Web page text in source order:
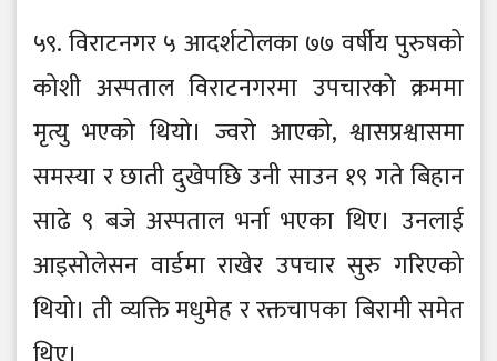
५९. विराटनगर ५ आदर्शटोलका ७७ वर्षीय पुरुषको
कोशी अस्पताल विराटनगरमा उपचारको क्रममा
मृत्यु भएको थियो। ज्वरो आएको, श्वासप्रश्वासमा
समस्या र छाती दुखेपछि उनी साउन १९ गते बिहान
साढे ९ बजे अस्पताल भर्ना भएका थिए। उनलाई
आइसोलेसन वार्डमा राखेर उपचार सुरु गरिएको
थियो। ती व्यक्ति मधुमेह र रक्तचापका बिरामी समेत